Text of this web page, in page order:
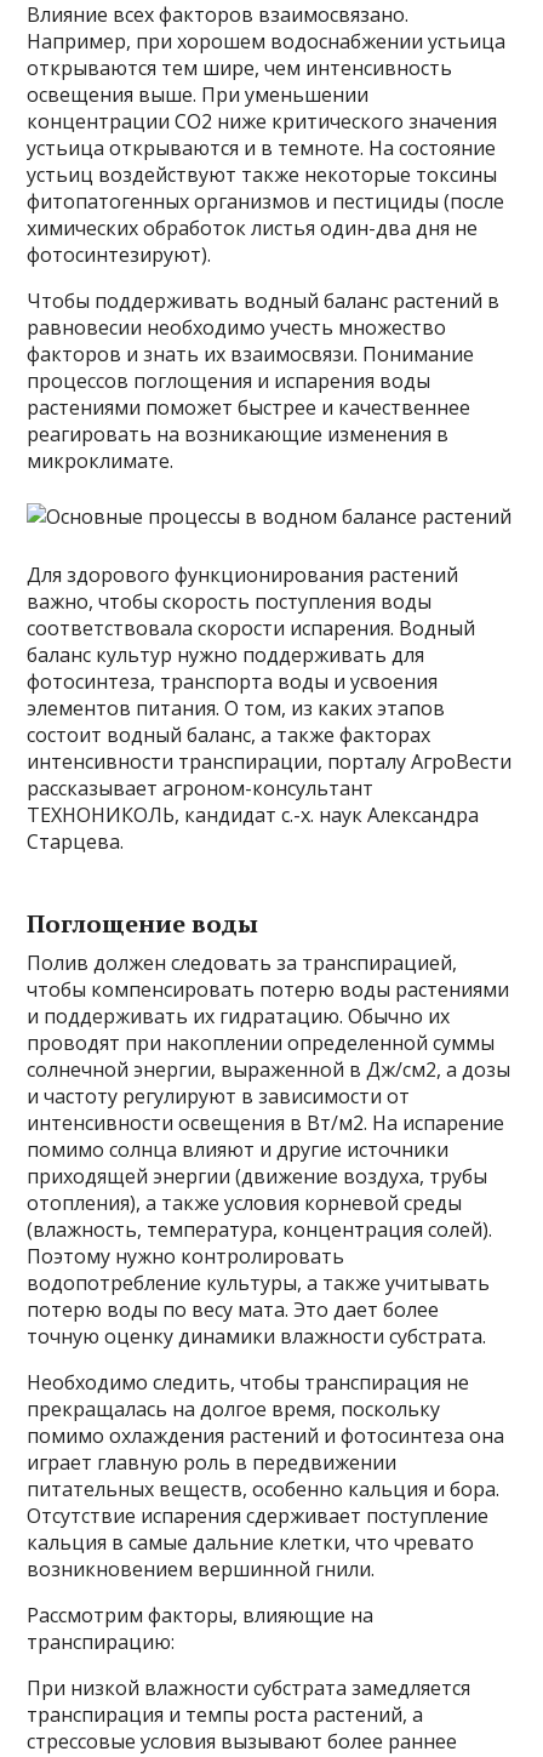
Влияние всех факторов взаимосвязано.
Например, при хорошем водоснабжении устьица
открываются тем шире, чем интенсивность
освещения выше. При уменьшении
концентрации СО2 ниже критического значения
устьица открываются и в темноте. На состояние
устьиц воздействуют также некоторые токсины
фитопатогенных организмов и пестициды (после
химических обработок листья один-два дня не
фотосинтезируют).
Чтобы поддерживать водный баланс растений в
равновесии необходимо учесть множество
факторов и знать их взаимосвязи. Понимание
процессов поглощения и испарения воды
растениями поможет быстрее и качественнее
реагировать на возникающие изменения в
микроклимате.
Для здорового функционирования растений
важно, чтобы скорость поступления воды
соответствовала скорости испарения. Водный
баланс культур нужно поддерживать для
фотосинтеза, транспорта воды и усвоения
элементов питания. О том, из каких этапов
состоит водный баланс, а также факторах
интенсивности транспирации, порталу АгроВести
рассказывает агроном-консультант
ТЕХНОНИКОЛЬ, кандидат с.-х. наук Александра
Старцева.
Поглощение воды
Полив должен следовать за транспирацией,
чтобы компенсировать потерю воды растениями
и поддерживать их гидратацию. Обычно их
проводят при накоплении определенной суммы
солнечной энергии, выраженной в Дж/см2, а дозы
и частоту регулируют в зависимости от
интенсивности освещения в Вт/м2. На испарение
помимо солнца влияют и другие источники
приходящей энергии (движение воздуха, трубы
отопления), а также условия корневой среды
(влажность, температура, концентрация солей).
Поэтому нужно контролировать
водопотребление культуры, а также учитывать
потерю воды по весу мата. Это дает более
точную оценку динамики влажности субстрата.
Необходимо следить, чтобы транспирация не
прекращалась на долгое время, поскольку
помимо охлаждения растений и фотосинтеза она
играет главную роль в передвижении
питательных веществ, особенно кальция и бора.
Отсутствие испарения сдерживает поступление
кальция в самые дальние клетки, что чревато
возникновением вершинной гнили.
Рассмотрим факторы, влияющие на
транспирацию:
При низкой влажности субстрата замедляется
транспирация и темпы роста растений, а
стрессовые условия вызывают более раннее